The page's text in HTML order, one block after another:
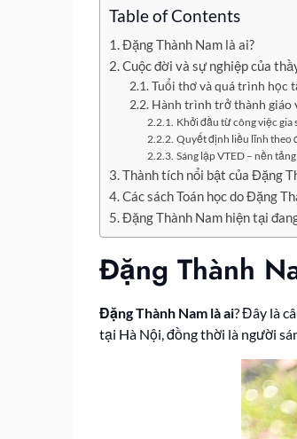
Table of Contents
Đặng Thành Nam là ai?
Cuộc đời và sự nghiệp của
Tuổi thơ và quá trình học
Hành trình trở thành giáo
Khởi đầu từ công việc gia
Quyết định liều lĩnh theo
Sáng lập VTED – nền
Thành tích nổi bật của Đặng
Các sách Toán học do Đặng
Đặng Thành Nam hiện tại
Đặng Thành
Đặng Thành Nam là ai? Đây là
tại Hà Nội, đồng thời là người